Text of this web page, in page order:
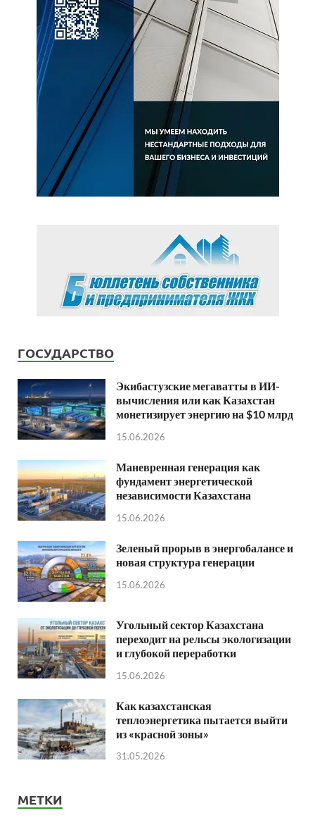
ГОСУДАРСТВО
Экибастузские мегаватты в ИИ-
вычисления или как Казахстан
монетизирует энергию на $10 млрд
15.06.2026
Маневренная генерация как
фундамент энергетической
независимости Казахстана
15.06.2026
Зеленый прорыв в энергобалансе и
новая структура генерации
15.06.2026
Угольный сектор Казахстана
переходит на рельсы экологизации
и глубокой переработки
15.06.2026
Как казахстанская
теплоэнергетика пытается выйти
из «красной зоны»
31.05.2026
МЕТКИ